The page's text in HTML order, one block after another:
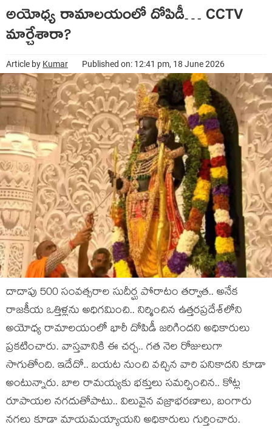
అయోధ్య రామాల‌యంలో దోపిడీ… CCTV
మార్చేశారా?
Article by Kumar Published on: 12:41 pm, 18 June 2026
దాదాపు 500 సంవ‌త్స‌రాల సుదీర్ఘ పోరాటం త‌ర్వాత‌.. అనేక
రాజ‌కీయ ఒత్తిళ్ల‌ను అధిగ‌మించి.. నిర్మించిన ఉత్త‌ర‌ప్ర‌దేశ్‌లోని
అయోధ్య రామాల‌యంలో భారీ దోపిడీ జ‌రిగింద‌ని అధికారులు
ప్ర‌క‌టించారు. వాస్త‌వానికి ఈ చ‌ర్చ‌.. గ‌త నెల రోజులుగా
సాగుతోంది. ఇదేదో.. బ‌య‌ట నుంచి వ‌చ్చిన వారి ప‌నికాద‌ని కూడా
అంటున్నారు. బాల‌ రామ‌య్య‌కు భ‌క్తులు స‌మ‌ర్పించిన‌.. కోట్ల
రూపాయ‌ల న‌గ‌దుతోపాటు.. విలువైన వ‌జ్రాభ‌ర‌ణాలు, బంగారు
న‌గ‌లు కూడా మాయ‌మ‌య్యాయ‌ని అధికారులు గుర్తించారు.